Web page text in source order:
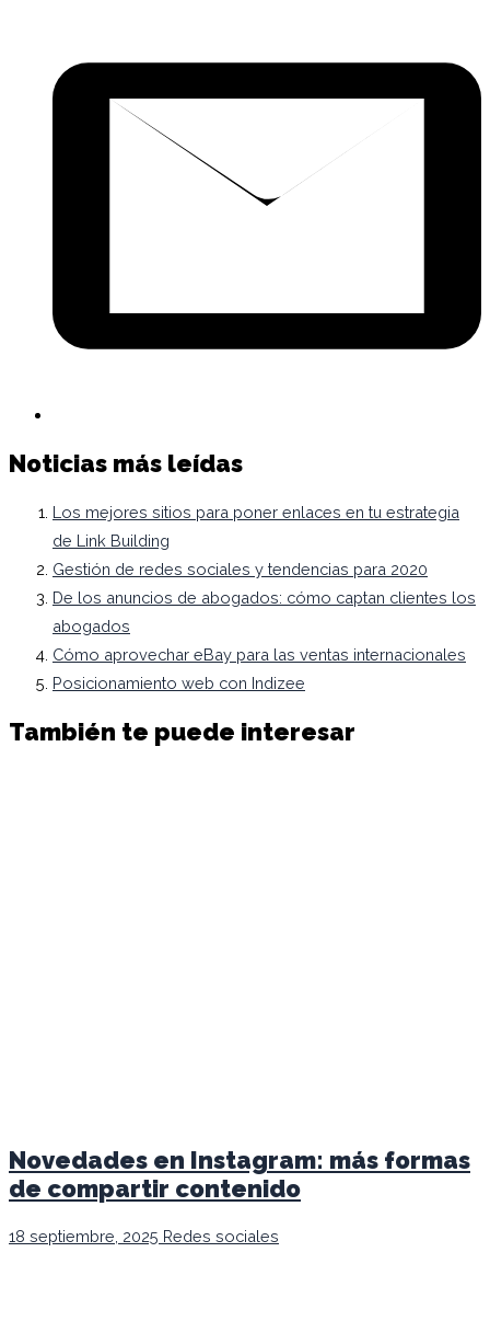
Noticias más leídas
Los mejores sitios para poner enlaces en tu estrategia
de Link Building
Gestión de redes sociales y tendencias para 2020
De los anuncios de abogados: cómo captan clientes los
abogados
Cómo aprovechar eBay para las ventas internacionales
Posicionamiento web con Indizee
También te puede interesar
Novedades en Instagram: más formas
de compartir contenido
18 septiembre, 2025 Redes sociales